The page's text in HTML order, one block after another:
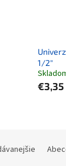
1/2"
€3,35